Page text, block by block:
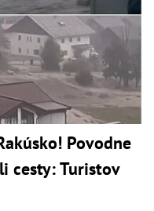
Povodne
cesty: Turistov